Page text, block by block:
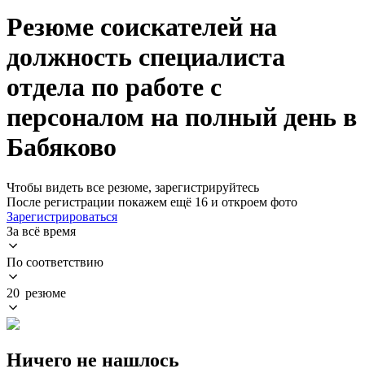
Резюме соискателей на
должность специалиста
отдела по работе с
персоналом на полный день в
Бабяково
Чтобы видеть все резюме, зарегистрируйтесь
После регистрации покажем ещё 16 и откроем фото
Зарегистрироваться
За всё время
По соответствию
20 резюме
Ничего не нашлось